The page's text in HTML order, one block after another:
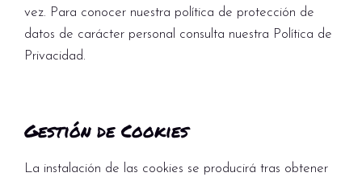
vez. Para conocer nuestra política de protección de
datos de carácter personal consulta nuestra Política de
Privacidad.
Gestión de Cookies
La instalación de las cookies se producirá tras obtener